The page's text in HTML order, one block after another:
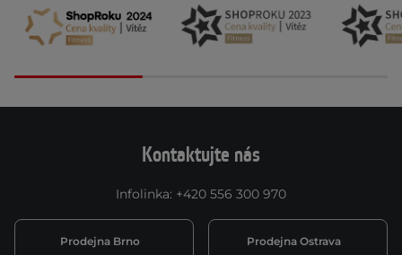
Kontaktujte nás
Infolinka: +420 556 300 970
Prodejna Brno Prodejna Ostrava